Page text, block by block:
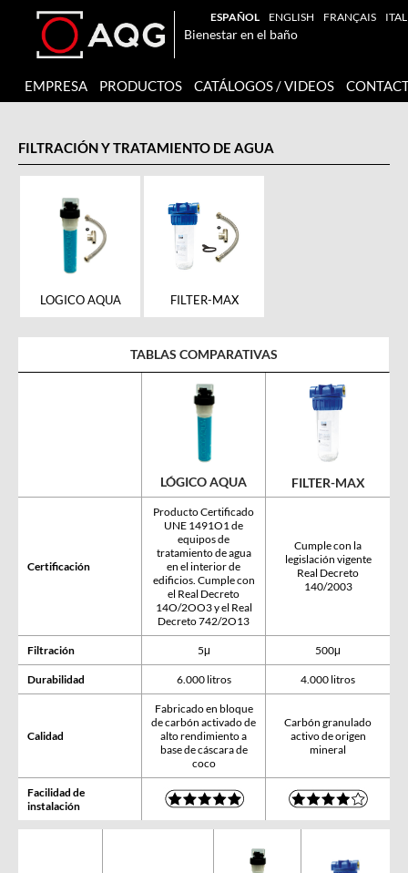
Bienestar en el baño
EMPRESA PRODUCTOS CATÁLOGOS / VIDEOS
ESPAÑOL ENGLISH FRANÇAIS
FILTRACIÓN Y TRATAMIENTO DE AGUA
LOGICO AQUA FILTER-MAX
TABLAS COMPARATIVAS
LÓGICO AQUA FILTER-MAX
Certificación
Producto Certificado
UNE 1491O1 de
equipos de
tratamiento de agua
en el interior de
edificios. Cumple con
el Real Decreto
14O/2OO3 y el Real
Decreto 742/2O13
Cumple con la
legislación vigente
Real Decreto
140/2003
Filtración 5μ 500μ
Durabilidad 6.000 litros 4.000 litros
Calidad
Fabricado en bloque
de carbón activado de
alto rendimiento a
base de cáscara de
coco
Carbón granulado
activo de origen
mineral
Facilidad de
instalación